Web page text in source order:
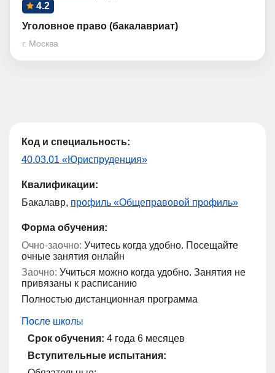
4.2
Уголовное право (бакалавриат)
г. Москва
Код и специальность:
40.03.01 «Юриспруденция»
Квалификации:
Бакалавр, профиль «Общеправовой профиль»
Форма обучения:
Очно-заочно: Учитесь когда удобно. Посещайте
очные занятия онлайн
Заочно: Учиться можно когда удобно. Занятия не
привязаны к расписанию
Полностью дистанционная программа
После школы
Срок обучения: 4 года 6 месяцев
Вступительные испытания: